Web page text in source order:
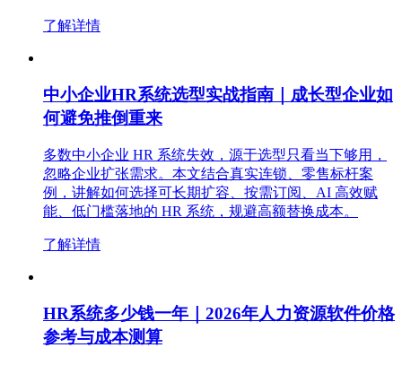
了解详情
中小企业HR系统选型实战指南｜成长型企业如
何避免推倒重来
多数中小企业 HR 系统失效，源于选型只看当下够用，
忽略企业扩张需求。本文结合真实连锁、零售标杆案
例，讲解如何选择可长期扩容、按需订阅、AI 高效赋
能、低门槛落地的 HR 系统，规避高额替换成本。
了解详情
HR系统多少钱一年｜2026年人力资源软件价格
参考与成本测算